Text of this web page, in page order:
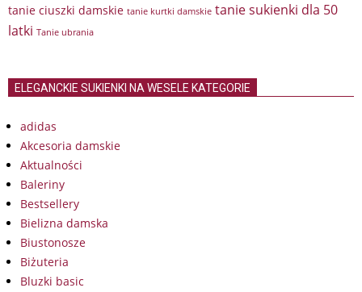
tanie ciuszki damskie tanie kurtki damskie tanie sukienki dla 50
latki Tanie ubrania
ELEGANCKIE SUKIENKI NA WESELE KATEGORIE
adidas
Akcesoria damskie
Aktualności
Baleriny
Bestsellery
Bielizna damska
Biustonosze
Biżuteria
Bluzki basic